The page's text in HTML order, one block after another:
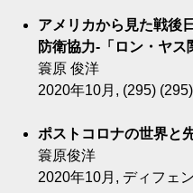
アメリカから見た戦後
防衛協力-「ロン・ヤス
簑原 俊洋
2020年10月, (295)
ポストコロナの世界と
簑原俊洋
2020年10月, ディフェ